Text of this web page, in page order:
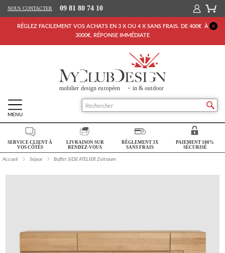
NOUS CONTACTER 09 81 80 74 10
RÉGLEZ FACILEMENT VOS ACHATS EN 3 X OU 4 X SANS FRAIS. DE 400€ À
3000€, RÉPONSE IMMÉDIATE
MENU
Retour Accueil
SALON
SERVICE CLIENT À
VOS CÔTÉS
LIVRAISON SUR
RENDEZ-VOUS
RÈGLEMENT 3X
SANS FRAIS
PAIEMENT 100%
SÉCURISÉ
Accueil Séjour Buffet SIDE ATELIER Zeitraum